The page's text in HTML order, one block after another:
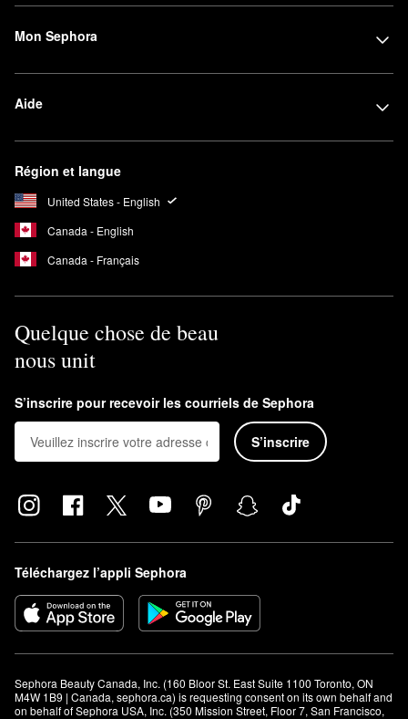
Mon Sephora
Aide
Région et langue
United States - English
Canada - English
Canada - Français
Quelque chose de beau
nous unit
S’inscrire pour recevoir les courriels de Sephora
S’inscrire
Téléchargez l’appli Sephora
Sephora Beauty Canada, Inc. (160 Bloor St. East Suite 1100 Toronto, ON
M4W 1B9 | Canada, sephora.ca) is requesting consent on its own behalf and
on behalf of Sephora USA, Inc. (350 Mission Street, Floor 7, San Francisco,